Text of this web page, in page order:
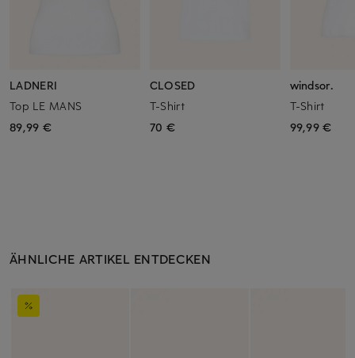
LADNERI
Top LE MANS
89,99 €
CLOSED
T-Shirt
70 €
windsor.
T-Shirt
99,99 €
ÄHNLICHE ARTIKEL ENTDECKEN